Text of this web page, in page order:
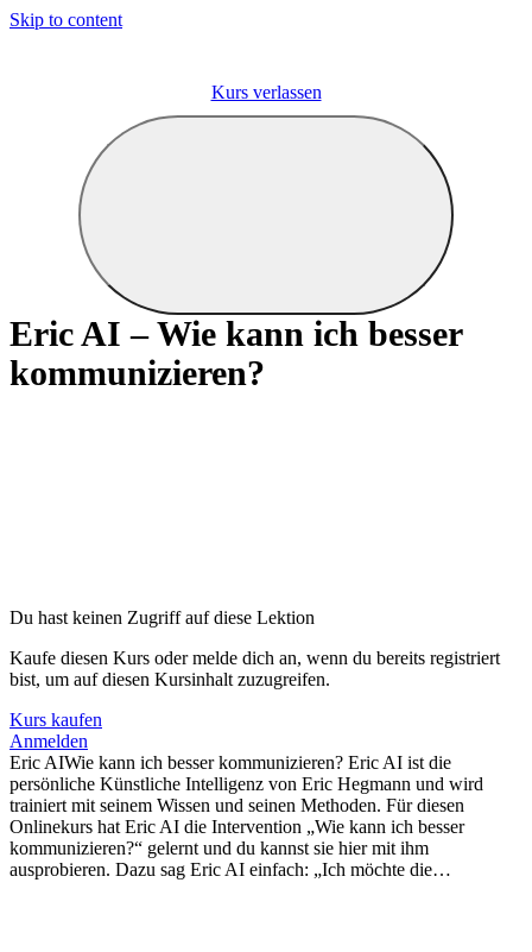
Skip to content
Kurs verlassen
Eric AI – Wie kann ich besser
kommunizieren?
Du hast keinen Zugriff auf diese Lektion
Kaufe diesen Kurs oder melde dich an, wenn du bereits registriert
bist, um auf diesen Kursinhalt zuzugreifen.
Kurs kaufen
Anmelden
Eric AIWie kann ich besser kommunizieren? Eric AI ist die
persönliche Künstliche Intelligenz von Eric Hegmann und wird
trainiert mit seinem Wissen und seinen Methoden. Für diesen
Onlinekurs hat Eric AI die Intervention „Wie kann ich besser
kommunizieren?“ gelernt und du kannst sie hier mit ihm
ausprobieren. Dazu sag Eric AI einfach: „Ich möchte die…